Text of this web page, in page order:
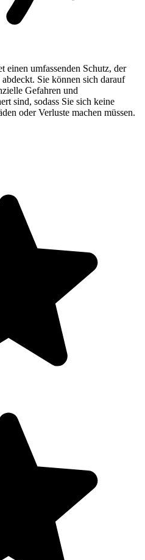
einen umfassenden Schutz, der
Sie können sich darauf
Gefahren und
sind, sodass Sie sich keine
oder Verluste machen müssen.